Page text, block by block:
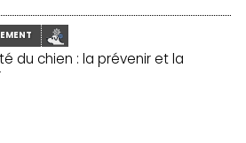
du chien : la prévenir et la